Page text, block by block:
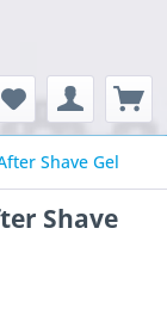
Shave Gel
Shave